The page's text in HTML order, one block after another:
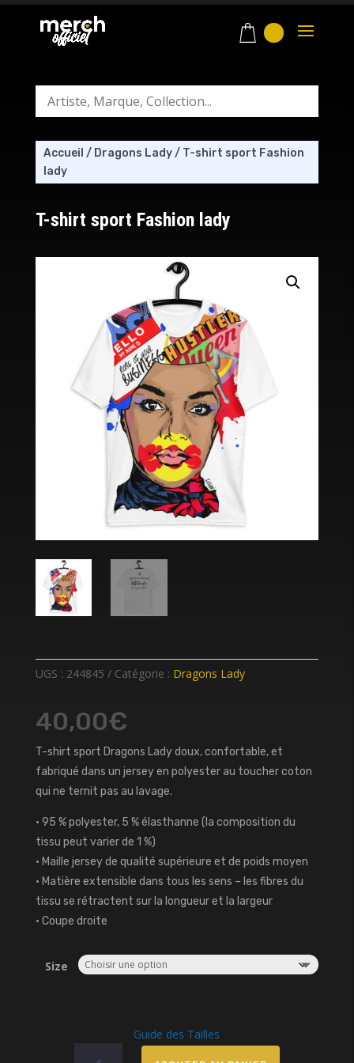
Accueil / Dragons Lady/ T-shirt sport Fashion
lady
T-shirt sport Fashion lady
UGS : 244845 Catégorie : Dragons Lady
40,00€
T-shirt sport Dragons Lady doux, confortable, et
fabriqué dans un jersey en polyester au toucher coton
qui ne ternit pas au lavage.
• 95 % polyester, 5 % élasthanne (la composition du
tissu peut varier de 1 %)
• Maille jersey de qualité supérieure et de poids moyen
• Matière extensible dans tous les sens – les fibres du
tissu se rétractent sur la longueur et la largeur
• Coupe droite
Size
Guide des Tailles